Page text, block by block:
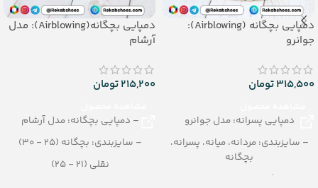
دمپایی بچگانه (Airblowing):
جوانرو
315,500تومان
دمپایی پسرانه: مدل جوانرو
– سایزبندی: مردانه، میانه، پسرانه،
بچگانه
– رنگبندی در کارتن: الوان
دمپایی بچگانه(Airblowing): مدل
آرشام
215,200تومان
– دمپایی بچگانه: مدل آرشام
– سایزبندی: بچگانه (25 - 30)
نقلی (21 - 25)